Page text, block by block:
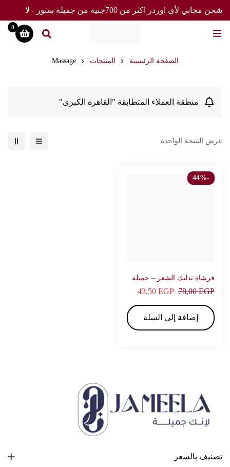
شحن مجاني لأى اوردر اكثر من 700جنية من جميلة ستور - لا
تفوت العرض
0
الصفحة الرئيسية المنتجات Massage
تصنيف بالسعر
منطقة العملاء المتطابقة "القاهرة الكبرى"
عرض النتيجة الواحدة
-44%
فرشاة تدليك الشعر – جميلة
78,00EGP
43,50 EGP
إضافة إلى السلة